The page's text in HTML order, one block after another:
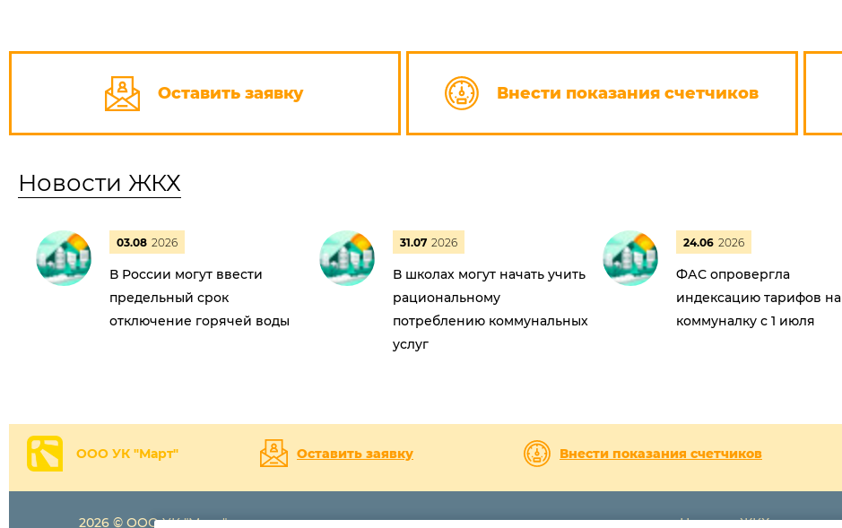
Оставить заявку Внести показания счетчиков
Новости ЖКХ
03.08 2026
В России могут ввести
предельный срок
отключение горячей воды
31.07 2026
В школах могут начать учить
рациональному
потреблению коммунальных
услуг
24.06 2026
ФАС опровергла
индексацию тарифов на
коммуналку с 1 июля
ООО УК "Март" Оставить заявку Внести показания счетчиков
2026 © ООО УК "Март" Новости ЖКХ